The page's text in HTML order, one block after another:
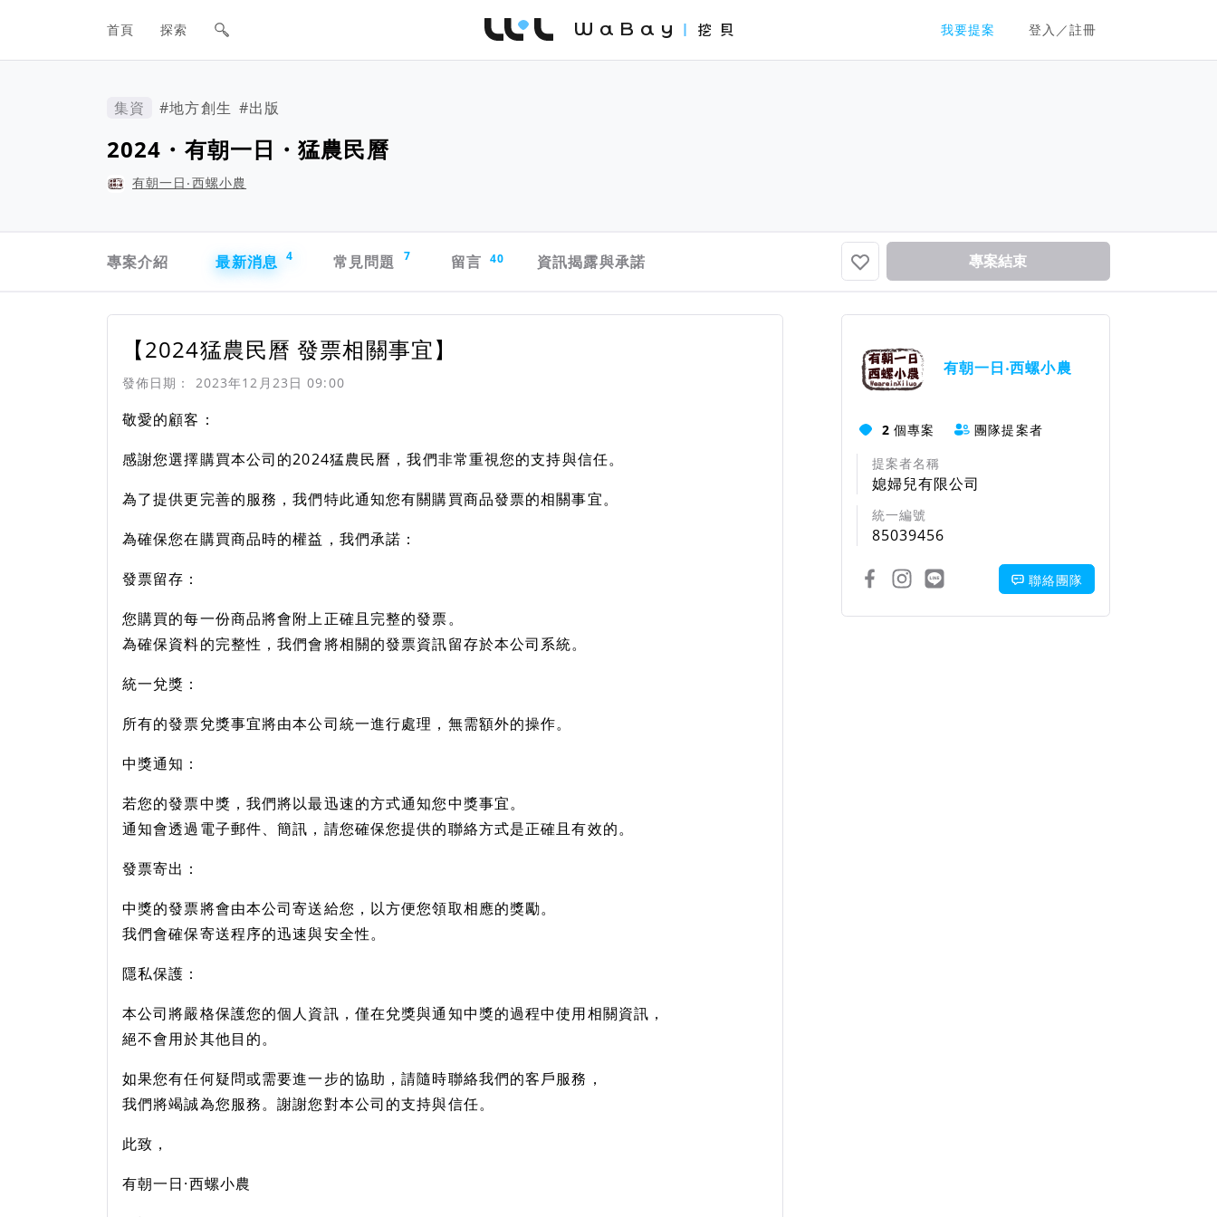
網站主要導航欄
首頁 探索 我要提案 登入／註冊
WaBay 挖貝 | 台灣最值得信賴的群眾集資 / 群眾募資平台
集資 #地方創生 #出版
2024・有朝一日・猛農民曆
有朝一日‧西螺小農
專案介紹
最新消息 4 常見問題 7 留言 40 資訊揭露與承諾 專案結束
【2024猛農民曆 發票相關事宜】
發佈日期： 2023年12月23日 09:00
敬愛的顧客：
感謝您選擇購買本公司的2024猛農民曆，我們非常重視您的支持與信任。
為了提供更完善的服務，我們特此通知您有關購買商品發票的相關事宜。
為確保您在購買商品時的權益，我們承諾：
發票留存：
您購買的每一份商品將會附上正確且完整的發票。
為確保資料的完整性，我們會將相關的發票資訊留存於本公司系統。
統一兌獎：
所有的發票兌獎事宜將由本公司統一進行處理，無需額外的操作。
中獎通知：
若您的發票中獎，我們將以最迅速的方式通知您中獎事宜。
通知會透過電子郵件、簡訊，請您確保您提供的聯絡方式是正確且有效的。
發票寄出：
中獎的發票將會由本公司寄送給您，以方便您領取相應的獎勵。
我們會確保寄送程序的迅速與安全性。
隱私保護：
本公司將嚴格保護您的個人資訊，僅在兌獎與通知中獎的過程中使用相關資訊，
絕不會用於其他目的。
如果您有任何疑問或需要進一步的協助，請隨時聯絡我們的客戶服務，
我們將竭誠為您服務。謝謝您對本公司的支持與信任。
此致，
有朝一日·西螺小農
有朝一日‧西螺小農
2 個專案
團隊提案者
提案者名稱
媳婦兒有限公司
統一編號
85039456
聯絡團隊